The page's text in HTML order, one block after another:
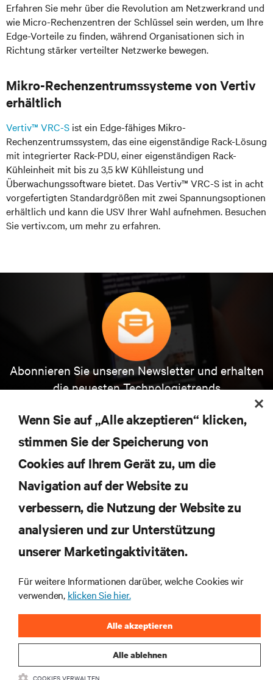
Erfahren Sie mehr über die Revolution am Netzwerkrand und
wie Micro-Rechenzentren der Schlüssel sein werden, um Ihre
Edge-Vorteile zu finden, während Organisationen sich in
Richtung stärker verteilter Netzwerke bewegen.
Mikro-Rechenzentrumssysteme von Vertiv
erhältlich
Vertiv™ VRC-S ist ein Edge-fähiges Mikro-
Rechenzentrumssystem, das eine eigenständige Rack-Lösung
mit integrierter Rack-PDU, einer eigenständigen Rack-
Kühleinheit mit bis zu 3,5 kW Kühlleistung und
Überwachungssoftware bietet. Das Vertiv™ VRC-S ist in acht
vorgefertigten Standardgrößen mit zwei Spannungsoptionen
erhältlich und kann die USV Ihrer Wahl aufnehmen. Besuchen
Sie vertiv.com, um mehr zu erfahren.
Abonnieren Sie unseren Newsletter und erhalten
die neuesten Technologietrends
Themen der Branche, mit aktuellen Diskussionen
und Einblicken von Experten in das
Rechenzentrums- und Infrastrukturmanagement.
JETZT ANMELDEN
RESSOURCEN
SUPPORT
UNTERNEHMEN
BLEIBEN SIE MIT UNS IN KONTAKT
Wenn Sie auf „Alle akzeptieren“ klicken,
stimmen Sie der Speicherung von
Cookies auf Ihrem Gerät zu, um die
Navigation auf der Website zu
verbessern, die Nutzung der Website zu
analysieren und zur Unterstützung
unserer Marketingaktivitäten.
Für weitere Informationen darüber, welche Cookies wir
verwenden, klicken Sie hier.
Alle ablehnen
Alle akzeptieren
COOKIES VERWALTEN